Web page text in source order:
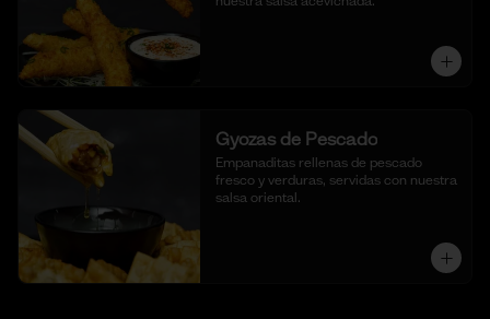
Gyozas de Pescado
Empanaditas rellenas de pescado
fresco y verduras, servidas con nuestra
salsa oriental.